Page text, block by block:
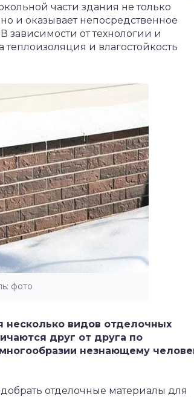
части здания не только
и оказывает непосредственное
зависимости от технологии и
и влагостойкость
фото
видов отделочных
друг от друга по
незнающему
отделочные материалы для